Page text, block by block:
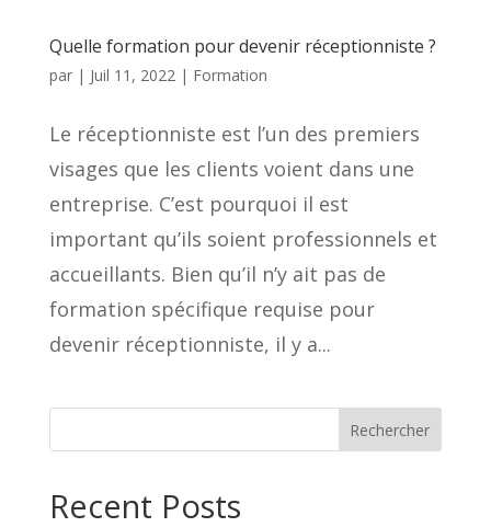
Quelle formation pour devenir réceptionniste ?
par | Juil 11, 2022| Formation
Le réceptionniste est l’un des premiers
visages que les clients voient dans une
entreprise. C’est pourquoi il est
important qu’ils soient professionnels et
accueillants. Bien qu’il n’y ait pas de
formation spécifique requise pour
devenir réceptionniste, il y a...
Rechercher
Recent Posts